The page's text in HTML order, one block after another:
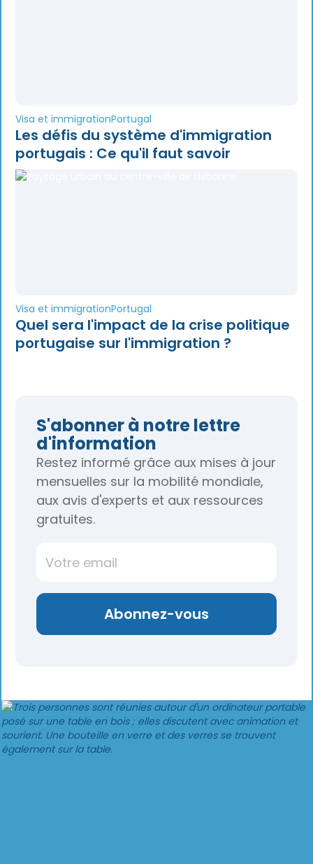
Visa et immigrationPortugal
Les défis du système d'immigration
portugais : Ce qu'il faut savoir
Visa et immigrationPortugal
Quel sera l'impact de la crise politique
portugaise sur l'immigration ?
S'abonner à notre lettre
d'information
Restez informé grâce aux mises à jour
mensuelles sur la mobilité mondiale,
aux avis d'experts et aux ressources
gratuites.